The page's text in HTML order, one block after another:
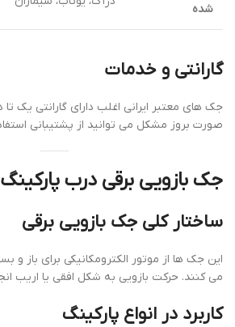
شده
گارانتی و خدمات
جک های معتبر ایرانی اغلب دارای گارانتی یک
صورت بروز مشکل می توانید از پشتیبانی
جک بازویی برقی درب
ساختار کلی جک بازویی برقی
این جک ها از موتور الکترومکانیکی برای باز و
می کنند. حرکت بازویی به شکل افقی یا اریب
کاربرد در انواع پارکینگ